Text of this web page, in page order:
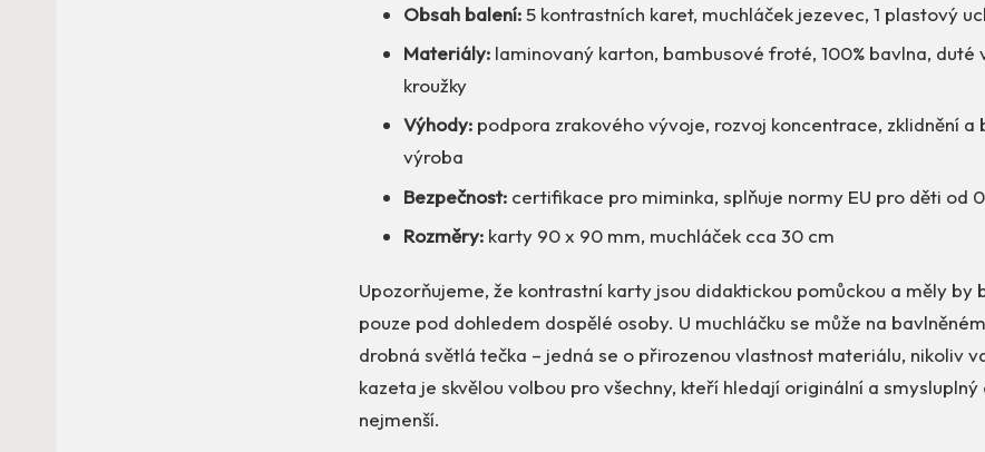
Obsah balení:5 kontrastních karet, muchláček jezevec, 1 plastový
Materiály: laminovaný karton, bambusové froté, 100% bavlna, duté
kroužky
Výhody: podpora zrakového vývoje, rozvoj koncentrace, zklidnění a
výroba
Bezpečnost: certifikace pro miminka, splňuje normy EU pro děti od
Rozměry: karty 90 x 90 mm, muchláček cca 30 cm
Upozorňujeme, že kontrastní karty jsou didaktickou pomůckou a měly by
pouze pod dohledem dospělé osoby. U muchláčku se může na
drobná světlá tečka – jedná se o přirozenou vlastnost materiálu, nikoliv
kazeta je skvělou volbou pro všechny, kteří hledají originální a
nejmenší.